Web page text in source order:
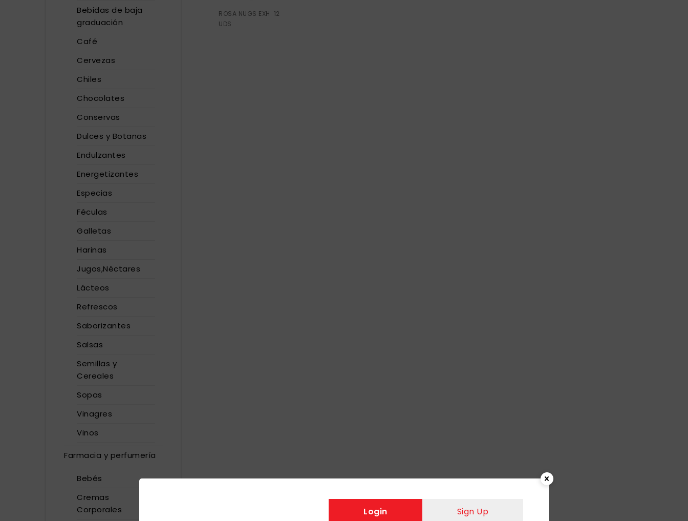
Bebidas de baja
graduación
Café
Cervezas
Chiles
Chocolates
Conservas
Dulces y Botanas
Endulzantes
Energetizantes
Especias
Féculas
Galletas
Harinas
Jugos,Néctares
Lácteos
Refrescos
Saborizantes
Salsas
Semillas y
Cereales
Sopas
Vinagres
Vinos
Farmacia y perfumería
Bebés
Cremas
Corporales
ROSA NUGS EXH 12
UDS
Login Sign Up